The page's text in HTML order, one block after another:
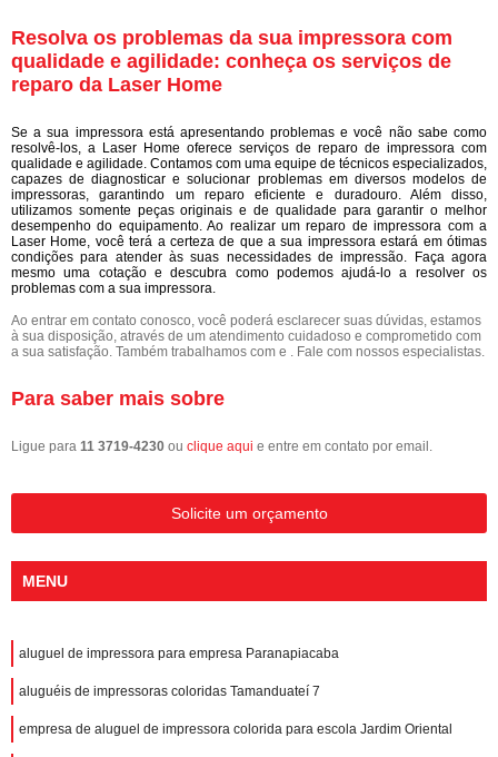
Resolva os problemas da sua impressora com
qualidade e agilidade: conheça os serviços de
reparo da Laser Home
Se a sua impressora está apresentando problemas e você não sabe como
resolvê-los, a Laser Home oferece serviços de reparo de impressora com
qualidade e agilidade. Contamos com uma equipe de técnicos especializados,
capazes de diagnosticar e solucionar problemas em diversos modelos de
impressoras, garantindo um reparo eficiente e duradouro. Além disso,
utilizamos somente peças originais e de qualidade para garantir o melhor
desempenho do equipamento. Ao realizar um reparo de impressora com a
Laser Home, você terá a certeza de que a sua impressora estará em ótimas
condições para atender às suas necessidades de impressão. Faça agora
mesmo uma cotação e descubra como podemos ajudá-lo a resolver os
problemas com a sua impressora.
Ao entrar em contato conosco, você poderá esclarecer suas dúvidas, estamos
à sua disposição, através de um atendimento cuidadoso e comprometido com
a sua satisfação. Também trabalhamos com e . Fale com nossos especialistas.
Para saber mais sobre
Ligue para 11 3719-4230 ou clique aqui e entre em contato por email.
Solicite um orçamento
MENU
aluguel de impressora para empresa Paranapiacaba
aluguéis de impressoras coloridas Tamanduateí 7
empresa de aluguel de impressora colorida para escola Jardim Oriental